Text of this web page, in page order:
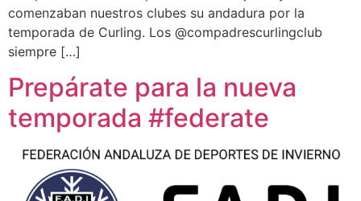
comenzaban nuestros clubes su andadura por la
temporada de Curling. Los @compadrescurlingclub
siempre […]
Prepárate para la nueva
temporada #federate